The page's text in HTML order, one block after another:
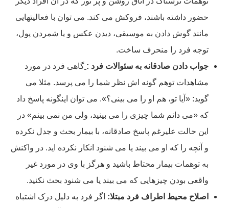
حضور داشته باشند، فروکش می کند. می توان با فعالیتهایی
مانند گوش دادن به موسیقی، دیدن عکس و یا شمردن پول،
توجه فرد را منحرف ساخت.
جواب دادن صادقانه به سئوالات فرد : گاهی فرد در مورد
مشاهدات توهم گونه اش نظر شما را می پرسد. مثلا می
گوید: «آیا تو، هم او را می بینی؟». می توان اینگونه پاسخ داد
که «می دانم شما چیزی را می بینید، ولی من نمی بینم» در
این حالت علیرغم پاسخ صادقانه، با بیمار بحث و جدل نکرده
و آنچه را که او می بیند یا می شنود انکار نکرده اید. در واکنش
به توهمات بیمار محتاط باشید و هرگز با وی در مورد غیر
واقعی بودن چیزهایی که می بیند یا می شنود بحث نکنید.
اصلاح محیط اطراف فرد مبتلا: اگر فرد به دلیل درک اشتباه